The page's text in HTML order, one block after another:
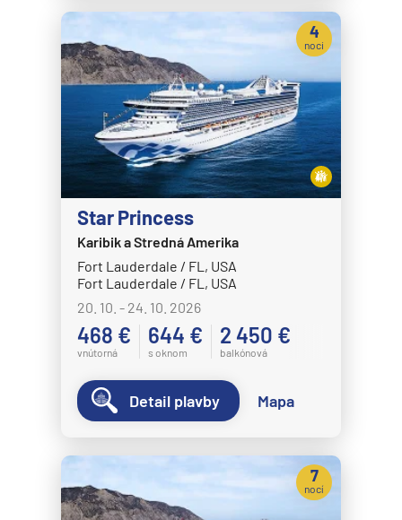
Star Princess
Karibik a Stredná Amerika
Fort Lauderdale / FL, USA
Fort Lauderdale / FL, USA
20. 10. - 24. 10. 2026
468 €
vnútorná
644 €
s oknom
2 450 €
balkónová
4
noci
Detail plavby Mapa
7
nocí